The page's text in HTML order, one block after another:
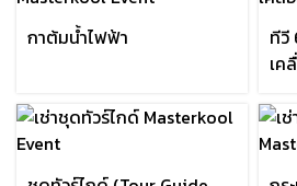
กาต้มน้ำไฟฟ้า
ทีวี
เค